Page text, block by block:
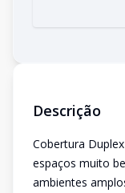
Descrição
Cobertura
espaços muito
ambientes